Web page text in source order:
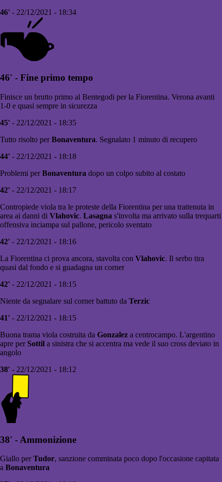
46' - 22/12/2021 - 18:34
46' - Fine primo tempo
Finisce un brutto primo al Bentegodi per la Fiorentina. Verona avanti
1-0 e quasi sempre in sicurezza
45' - 22/12/2021 - 18:35
Tutto risolto perBonaventura. Segnalato 1 minuto di recupero
44' - 22/12/2021 - 18:18
Problemi perBonaventura dopo un colpo subito al costato
42' - 22/12/2021 - 18:17
Contropiede viola tra le proteste della Fiorentina per una trattenuta in
area ai danni di Vlahovic. Lasagna s'involta ma arrivato sulla trequarti
offensiva inciampa sul pallone, pericolo sventato
42' - 22/12/2021 - 18:16
La Fiorentina ci prova ancora, stavolta con Vlahovic. Il serbo tira
quasi dal fondo e si guadagna un corner
42' - 22/12/2021 - 18:15
Niente da segnalare sul corner battuto da Terzic
41' - 22/12/2021 - 18:15
Buona trama viola costruita da Gonzalez a centrocampo. L'argentino
apre per Sottil a sinistra che si accentra ma vede il suo cross deviato in
angolo
38' - 22/12/2021 - 18:12
38' - Ammonizione
Giallo perTudor, sanzione comminata poco dopo l'occasione capitata
a Bonaventura